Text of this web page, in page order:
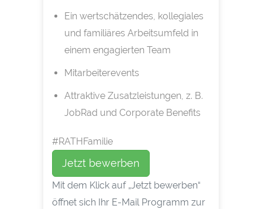
Ein wertschätzendes, kollegiales
und familiäres Arbeitsumfeld in
einem engagierten Team
Mitarbeiterevents
Attraktive Zusatzleistungen, z. B.
JobRad und Corporate Benefits
#RATHFamilie
Jetzt bewerben
Mit dem Klick auf „Jetzt bewerben“
öffnet sich Ihr E-Mail Programm zur